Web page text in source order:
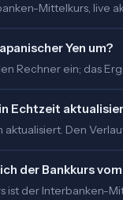
Mittelkurs, live
Yen um?
Rechner ein; das
Echtzeit
aktualisiert. Den
der Bankkurs
ist der Interbanken-